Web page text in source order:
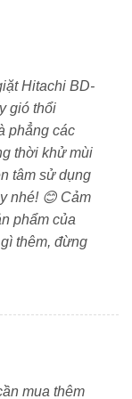
trái, dễ thao
giặt hiện đại,
hợp tính năng
giặt có nhiệm
thiết cho mỗi
áo và máy cân
Hitachi BD-
gió thổi
phẳng các
thời khử mùi
tâm sử dụng
nhé! 😊 Cảm
phẩm của
thêm, đừng
mua thêm